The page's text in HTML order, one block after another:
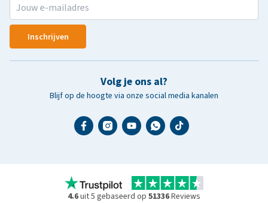
Inschrijven
Volg je ons al?
Blijf op de hoogte via onze social media kanalen
4.6uit 5 gebaseerd op 51336Reviews